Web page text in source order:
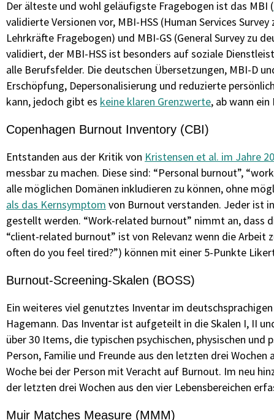
Der älteste und wohl geläufigste Fragebogen ist das MBI (
validierte Versionen vor, MBI-HSS (Human Services
Lehrkräfte Fragebogen) und MBI-GS (General Survey zu
validiert, der MBI-HSS ist besonders auf soziale
alle Berufsfelder. Die deutschen Übersetzungen, MBI-D
Erschöpfung, Depersonalisierung und reduzierte
kann, jedoch gibt es keine klaren Grenzwerte, ab wann
Copenhagen Burnout Inventory (CBI)
Entstanden aus der Kritik von Kristensen et al. im Jahre
messbar zu machen. Diese sind: “Personal burnout”,
alle möglichen Domänen inkludieren zu können, ohne
als das Kernsymptom von Burnout verstanden. Jeder ist
gestellt werden. “Work-related burnout” nimmt an, dass
“client-related burnout” ist von Relevanz wenn die
often do you feel tired?”) können mit einer 5-Punkte
Burnout-Screening-Skalen (BOSS)
Ein weiteres viel genutztes Inventar im
Hagemann. Das Inventar ist aufgeteilt in die Skalen I, II
über 30 Items, die typischen psychischen, physischen
Person, Familie und Freunde aus den letzten drei
Woche bei der Person mit Veracht auf Burnout. Im neu
der letzten drei Wochen aus den vier Lebensbereichen
Muir Matches Measure (MMM)